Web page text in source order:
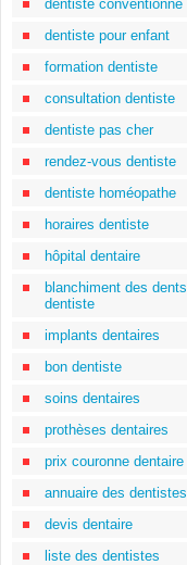
dentiste conventionné
dentiste pour enfant
formation dentiste
consultation dentiste
dentiste pas cher
rendez-vous dentiste
dentiste homéopathe
horaires dentiste
hôpital dentaire
blanchiment des dents
dentiste
implants dentaires
bon dentiste
soins dentaires
prothèses dentaires
prix couronne dentaire
annuaire des dentistes
devis dentaire
liste des dentistes